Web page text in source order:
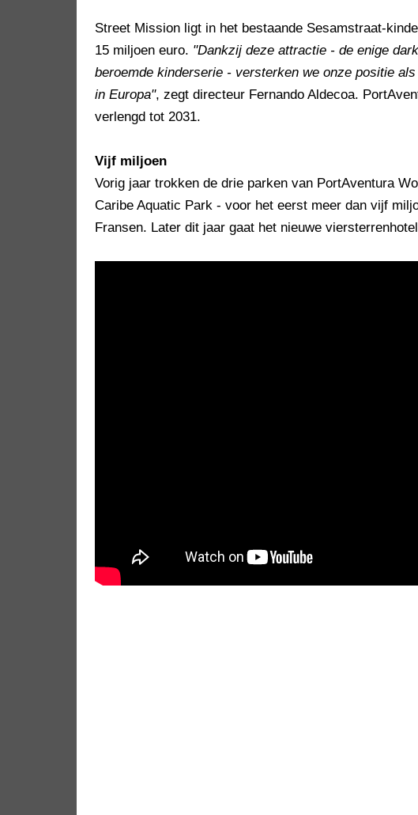
Street Mission ligt in het bestaande Sesamstraat-
15 miljoen euro. "Dankzij deze attractie - de enige
beroemde kinderserie - versterken we onze positie
in Europa", zegt directeur Fernando Aldecoa.
verlengd tot 2031.
Vijf miljoen
Vorig jaar trokken de drie parken van PortAventura
Caribe Aquatic Park - voor het eerst meer dan vijf
Fransen. Later dit jaar gaat het nieuwe viersterrenhotel